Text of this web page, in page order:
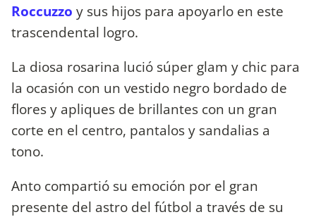
Roccuzzo y sus hijos para apoyarlo en este
trascendental logro.
La diosa rosarina lució súper glam y chic para
la ocasión con un vestido negro bordado de
flores y apliques de brillantes con un gran
corte en el centro, pantalos y sandalias a
tono.
Anto compartió su emoción por el gran
presente del astro del fútbol a través de su